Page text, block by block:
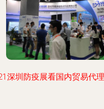
深圳防疫展看国内贸易代